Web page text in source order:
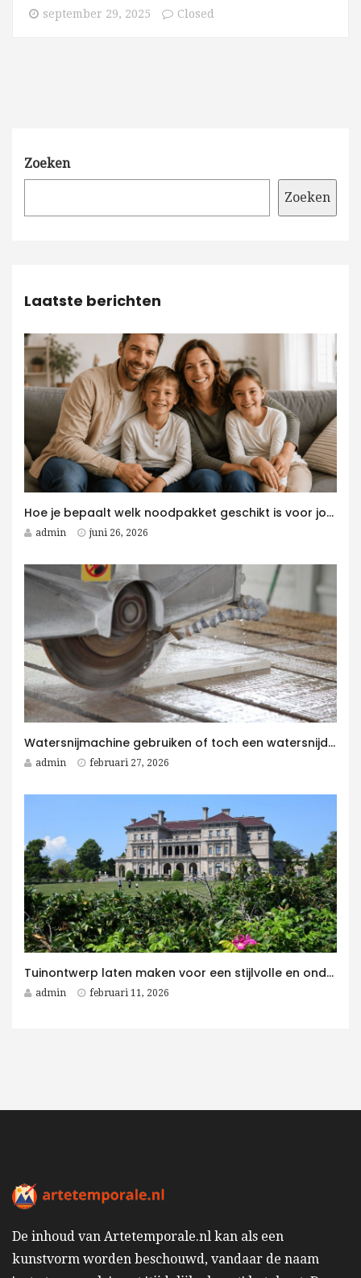
september 29, 2025 Closed
Zoeken
Zoeken
Laatste berichten
Hoe je bepaalt welk noodpakket geschikt is voor jouw gezin
admin juni 26, 2026
Watersnijmachine gebruiken of toch een watersnijder kopen voor jouw bedrijf?
admin februari 27, 2026
Tuinontwerp laten maken voor een stijlvolle en onderhoudsvriendelijke villatuin
admin februari 11, 2026
De inhoud van Artetemporale.nl kan als een
kunstvorm worden beschouwd, vandaar de naam